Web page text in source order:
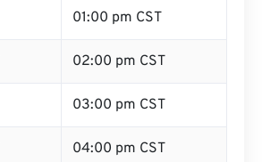
01:00 pm CST
02:00 pm CST
03:00 pm CST
04:00 pm CST